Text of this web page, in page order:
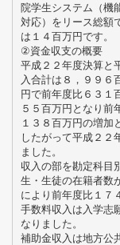
院学生システム（機
対応）をリース総額
は１４百万円です。
②資金収支の概要
平成２２年度決算と
入合計は８，９９６
円で前年度比６３１
５５百万円となり前
１３８百万円の増加
したがって平成２２
ました。
収入の部を勘定科目
生・生徒の在籍者数
により前年度比１７
手数料収入は入学志
なりました。
補助金収入は地方公